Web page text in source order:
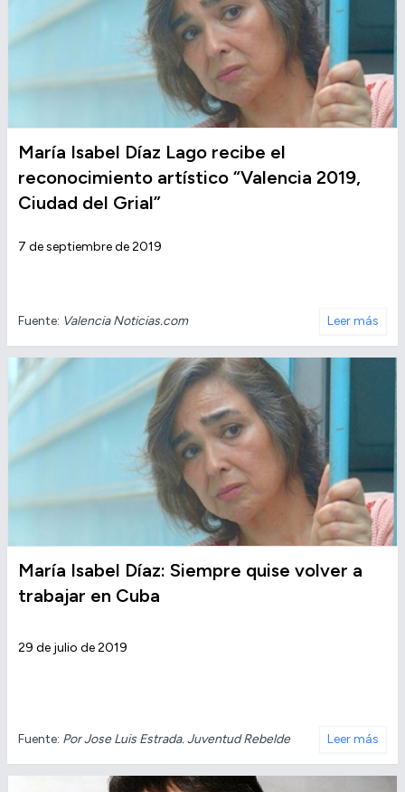
María Isabel Díaz Lago recibe el
reconocimiento artístico “Valencia 2019,
Ciudad del Grial”
7 de septiembre de 2019
Fuente: Valencia Noticias.com Leer más
María Isabel Díaz: Siempre quise volver a
trabajar en Cuba
29 de julio de 2019
Fuente: Por Jose Luis Estrada. Juventud Rebelde Leer más